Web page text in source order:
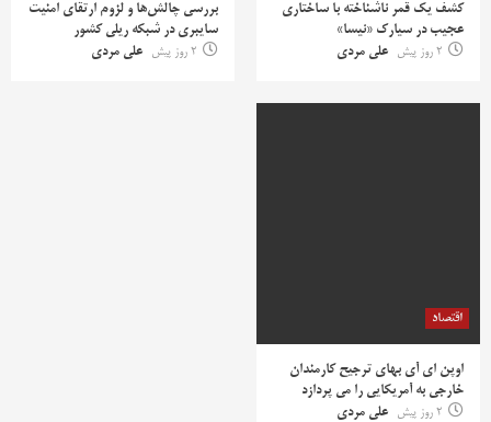
کشف یک قمر ناشناخته با ساختاری
عجیب در سیارک «نیسا»
2 روز پیش
علی مردی
بررسی چالش‌ها و لزوم ارتقای امنیت
سایبری در شبکه ریلی کشور
2 روز پیش
علی مردی
اقتصاد
اوپن ای آی بهای ترجیح کارمندان
خارجی به آمریکایی را می پردازد
2 روز پیش
علی مردی